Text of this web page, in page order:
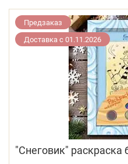
Предзаказ
Доставка с 01.11.2026
"Снеговик"